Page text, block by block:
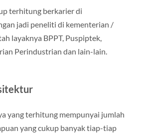
terhitung berkarier di
jadi peneliti di kementerian /
layaknya BPPT, Puspiptek,
Perindustrian dan lain-lain.
yang terhitung mempunyai jumlah
yang cukup banyak tiap-tiap